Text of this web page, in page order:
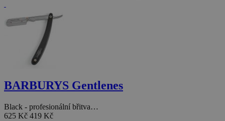
BARBURYS Gentlenes
Black - profesionální břitva…
625 Kč 419 Kč